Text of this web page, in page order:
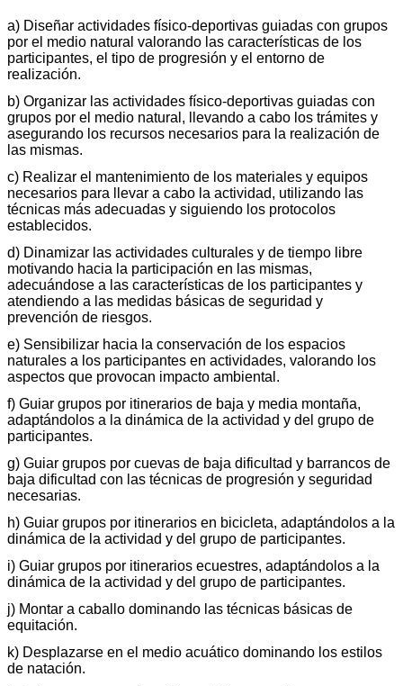
a) Diseñar actividades físico-deportivas guiadas con grupos
por el medio natural valorando las características de los
participantes, el tipo de progresión y el entorno de
realización.
b) Organizar las actividades físico-deportivas guiadas con
grupos por el medio natural, llevando a cabo los trámites y
asegurando los recursos necesarios para la realización de
las mismas.
c) Realizar el mantenimiento de los materiales y equipos
necesarios para llevar a cabo la actividad, utilizando las
técnicas más adecuadas y siguiendo los protocolos
establecidos.
d) Dinamizar las actividades culturales y de tiempo libre
motivando hacia la participación en las mismas,
adecuándose a las características de los participantes y
atendiendo a las medidas básicas de seguridad y
prevención de riesgos.
e) Sensibilizar hacia la conservación de los espacios
naturales a los participantes en actividades, valorando los
aspectos que provocan impacto ambiental.
f) Guiar grupos por itinerarios de baja y media montaña,
adaptándolos a la dinámica de la actividad y del grupo de
participantes.
g) Guiar grupos por cuevas de baja dificultad y barrancos de
baja dificultad con las técnicas de progresión y seguridad
necesarias.
h) Guiar grupos por itinerarios en bicicleta, adaptándolos a la
dinámica de la actividad y del grupo de participantes.
i) Guiar grupos por itinerarios ecuestres, adaptándolos a la
dinámica de la actividad y del grupo de participantes.
j) Montar a caballo dominando las técnicas básicas de
equitación.
k) Desplazarse en el medio acuático dominando los estilos
de natación.